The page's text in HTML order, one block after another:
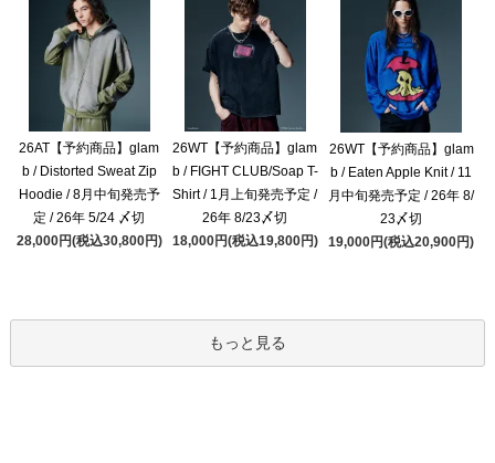
26AT【予約商品】glam
b / Distorted Sweat Zip
Hoodie / 8月中旬発売予
定 / 26年 5/24 〆切
28,000円(税込30,800円)
26WT【予約商品】glam
b / FIGHT CLUB/Soap T-
Shirt / 1月上旬発売予定 /
26年 8/23〆切
18,000円(税込19,800円)
26WT【予約商品】glam
b / Eaten Apple Knit / 11
月中旬発売予定 / 26年 8/
23〆切
19,000円(税込20,900円)
もっと見る